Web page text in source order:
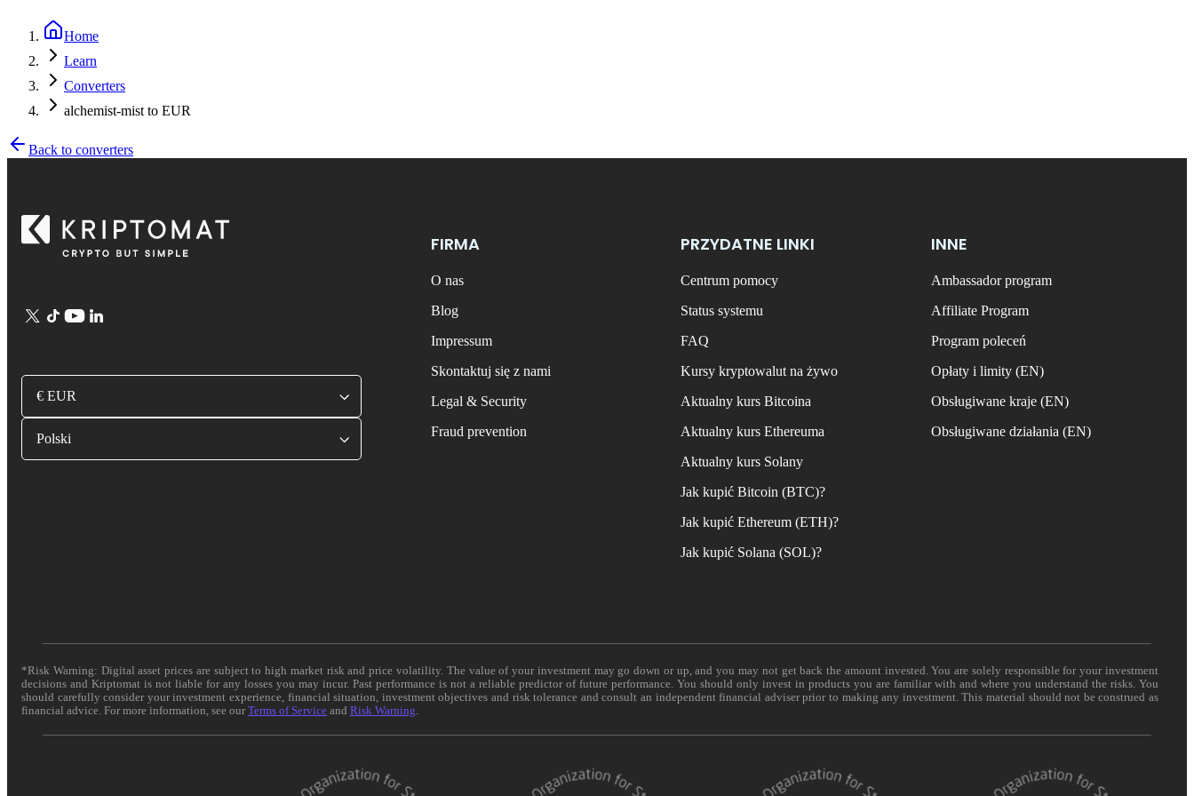
Home
Learn
Converters
alchemist-mist to EUR
Back to converters
€ EUR
Polski
FIRMA
O nas
Blog
Impressum
Skontaktuj się z nami
Legal & Security
Fraud prevention
PRZYDATNE LINKI
Centrum pomocy
Status systemu
FAQ
Kursy kryptowalut na żywo
Aktualny kurs Bitcoina
Aktualny kurs Ethereuma
Aktualny kurs Solany
Jak kupić Bitcoin (BTC)?
Jak kupić Ethereum (ETH)?
Jak kupić Solana (SOL)?
INNE
Ambassador program
Affiliate Program
Program poleceń
Opłaty i limity (EN)
Obsługiwane kraje (EN)
Obsługiwane działania (EN)
*Risk Warning: Digital asset prices are subject to high market risk and price volatility. The value of your investment may go down or up, and you may not get back the amount invested. You are solely responsible for your investment
decisions and Kriptomat is not liable for any losses you may incur. Past performance is not a reliable predictor of future performance. You should only invest in products you are familiar with and where you understand the risks. You
should carefully consider your investment experience, financial situation, investment objectives and risk tolerance and consult an independent financial adviser prior to making any investment. This material should not be construed as
financial advice. For more information, see ourTerms of Service and Risk Warning